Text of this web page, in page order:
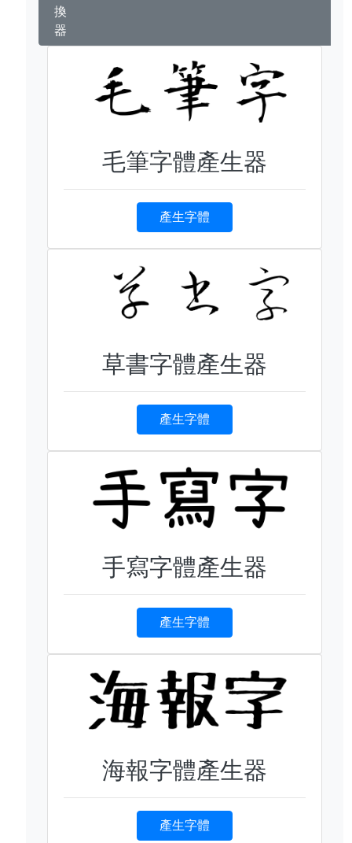
換
器
毛筆字體產生器
產生字體
草書字體產生器
產生字體
手寫字體產生器
產生字體
海報字體產生器
產生字體